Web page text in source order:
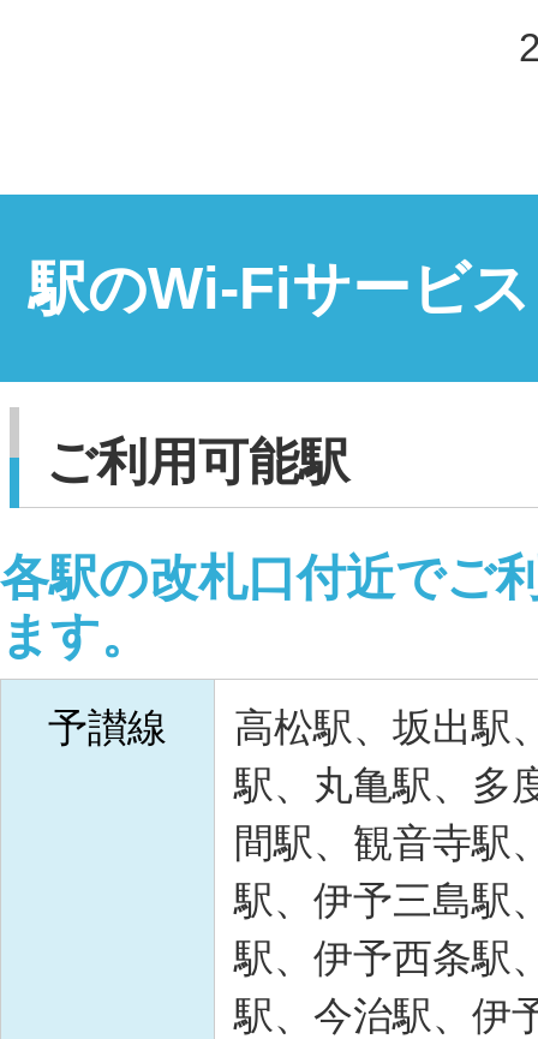
駅のWi-Fiサービス
ご利用可能駅
各駅の改札口付近でご
ます。
予讃線
高松駅、坂出駅
駅、丸亀駅、多
間駅、観音寺駅
駅、伊予三島駅
駅、伊予西条駅
駅、今治駅、伊